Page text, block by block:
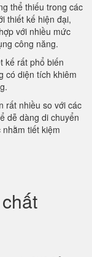
thể thiếu trong các
thiết kế hiện đại,
với nhiều mức
công năng.
kế rất phổ biến
có diện tích khiêm
rất nhiều so với các
dễ dàng di chuyển
tiết kiệm